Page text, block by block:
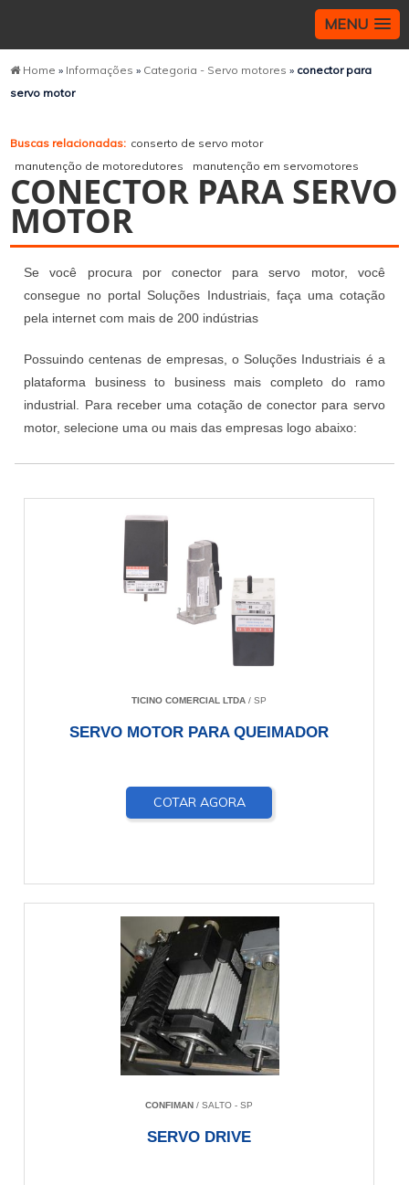
MENU
Home » Informações» Categoria - Servo motores» conector para
servo motor
Buscas relacionadas: conserto de servo motor
manutenção de motoredutores
manutenção em servomotores
CONECTOR PARA SERVO
MOTOR
Se você procura por conector para servo motor, você
consegue no portal Soluções Industriais, faça uma cotação
pela internet com mais de 200 indústrias
Possuindo centenas de empresas, o Soluções Industriais é a
plataforma business to business mais completo do ramo
industrial. Para receber uma cotação de conector para servo
motor, selecione uma ou mais das empresas logo abaixo:
TICINO COMERCIAL LTDA / SP
SERVO MOTOR PARA QUEIMADOR
COTAR AGORA
CONFIMAN / SALTO - SP
SERVO DRIVE